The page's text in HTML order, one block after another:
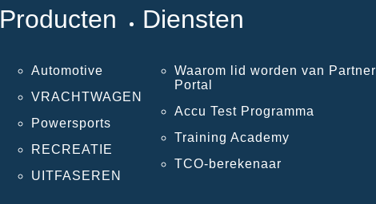
Producten
Automotive
VRACHTWAGEN
Powersports
RECREATIE
UITFASEREN
Diensten
Waarom lid worden van Partner
Portal
Accu Test Programma
Training Academy
TCO-berekenaar